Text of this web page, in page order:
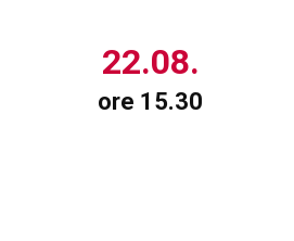
22.08.
ore 15.30